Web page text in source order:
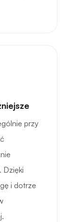
przy
Dzięki
i dotrze